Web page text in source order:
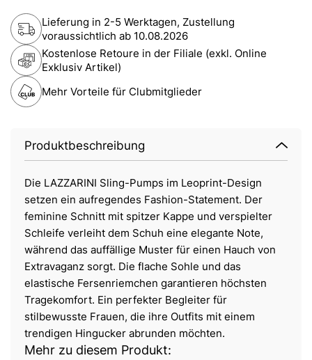
Lieferung in 2-5 Werktagen, Zustellung
voraussichtlich ab 10.08.2026
Kostenlose Retoure in der Filiale (exkl. Online
Exklusiv Artikel)
Mehr Vorteile für Clubmitglieder
Produktbeschreibung
Die LAZZARINI Sling-Pumps im Leoprint-Design
setzen ein aufregendes Fashion-Statement. Der
feminine Schnitt mit spitzer Kappe und verspielter
Schleife verleiht dem Schuh eine elegante Note,
während das auffällige Muster für einen Hauch von
Extravaganz sorgt. Die flache Sohle und das
elastische Fersenriemchen garantieren höchsten
Tragekomfort. Ein perfekter Begleiter für
stilbewusste Frauen, die ihre Outfits mit einem
trendigen Hingucker abrunden möchten.
Mehr zu diesem Produkt: